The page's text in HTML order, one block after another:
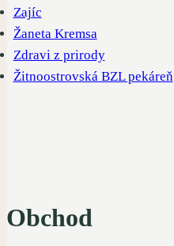
Zajíc
Žaneta Kremsa
Zdravi z prirody
Žitnoostrovská BZL pekáreň
Obchod